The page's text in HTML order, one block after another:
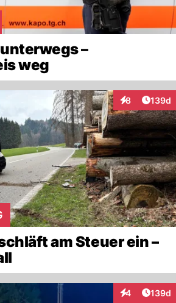
–
weg
8
Interaktionen
139d
am Steuer ein –
4
Interaktionen
139d